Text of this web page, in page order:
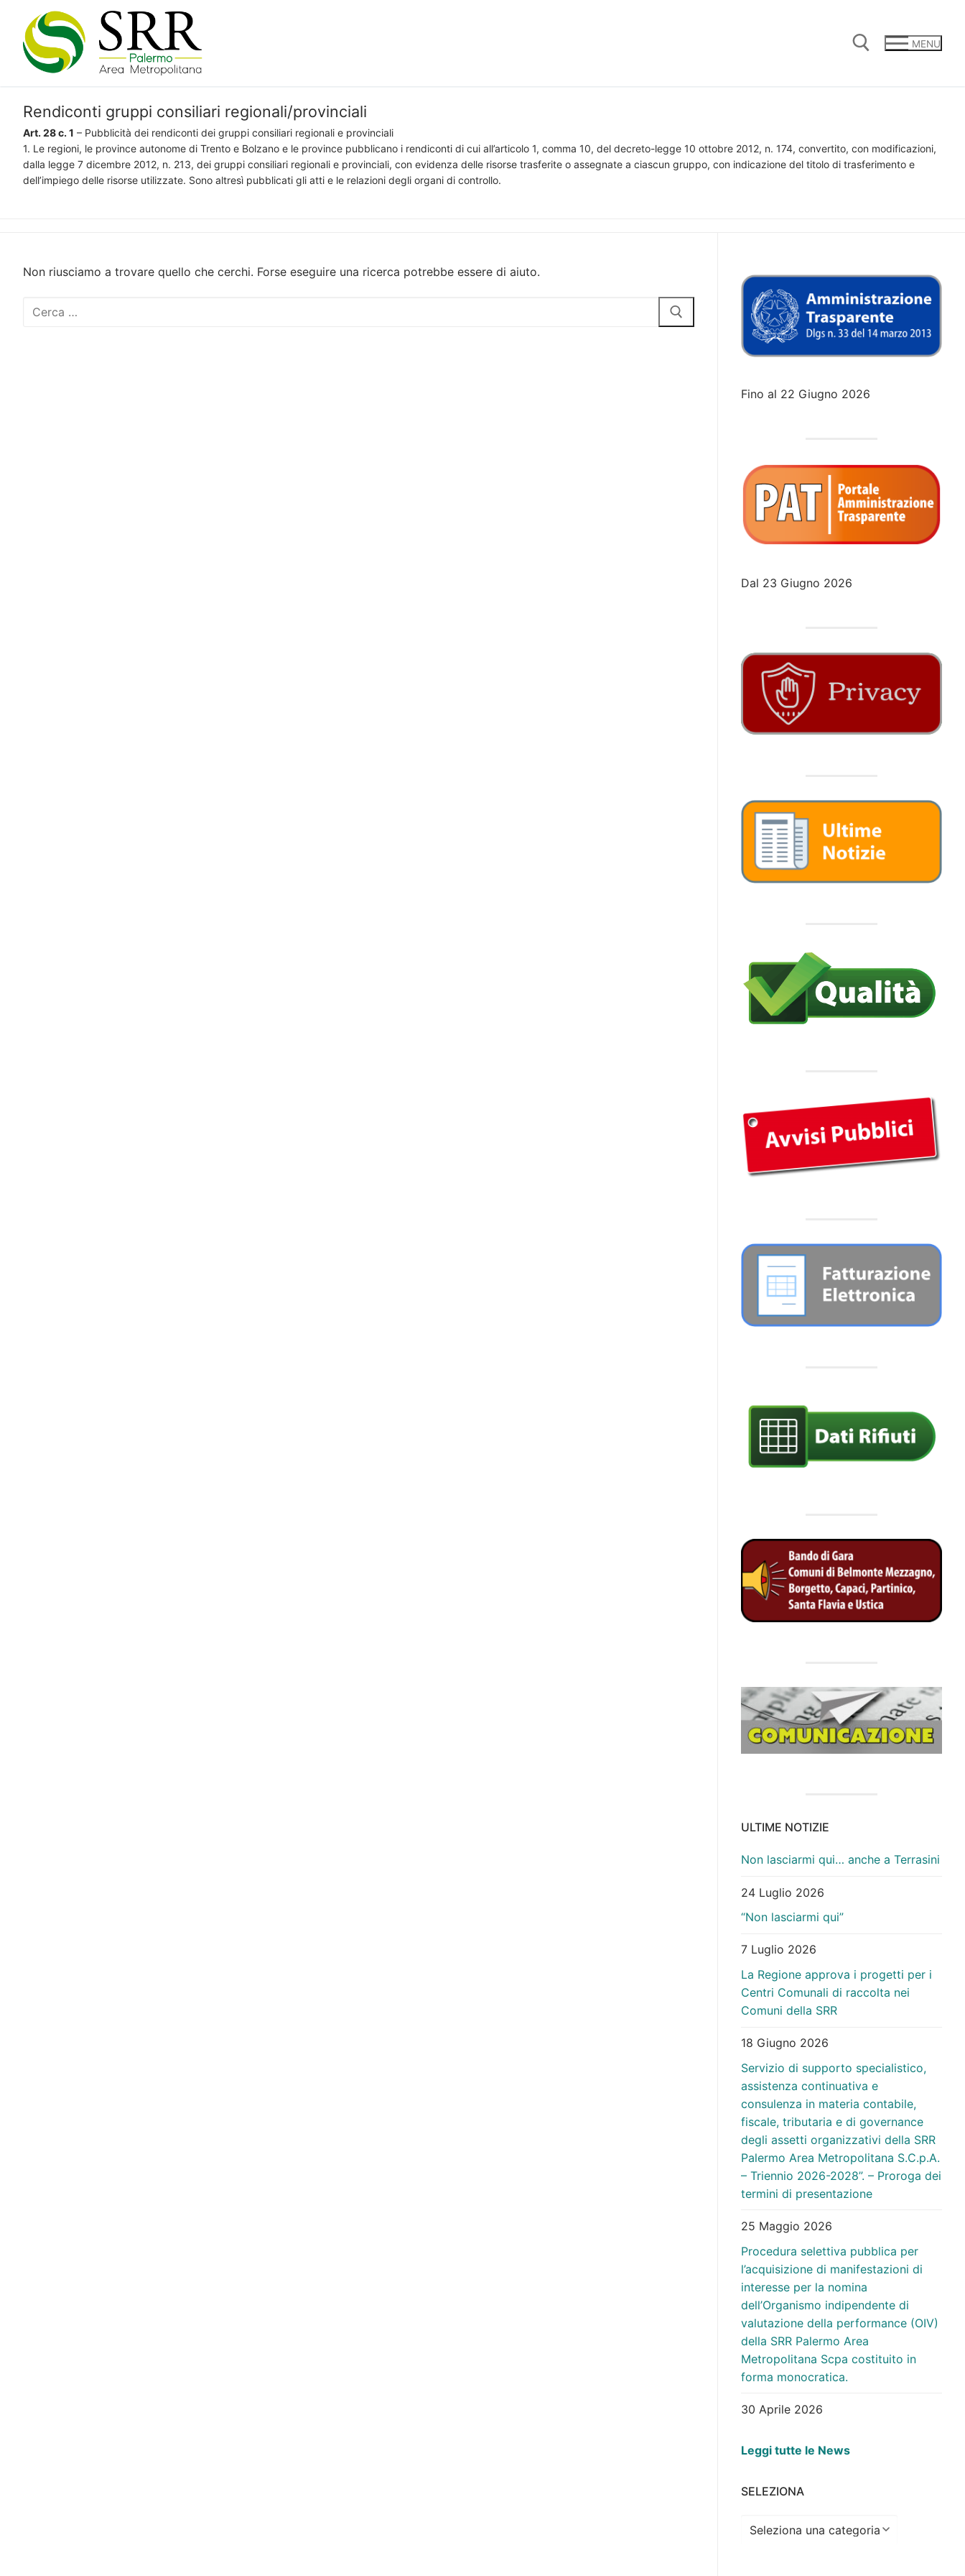
contenuto
MENU
Rendiconti gruppi consiliari regionali/provinciali
Art. 28 c. 1 – Pubblicità dei rendiconti dei gruppi consiliari regionali e provinciali
1. Le regioni, le province autonome di Trento e Bolzano e le province pubblicano i rendiconti di cui all’articolo 1, comma 10, del decreto-legge 10 ottobre 2012, n. 174, convertito, con modificazioni,
dalla legge 7 dicembre 2012, n. 213, dei gruppi consiliari regionali e provinciali, con evidenza delle risorse trasferite o assegnate a ciascun gruppo, con indicazione del titolo di trasferimento e
dell’impiego delle risorse utilizzate. Sono altresì pubblicati gli atti e le relazioni degli organi di controllo.
Non riusciamo a trovare quello che cerchi. Forse eseguire una ricerca potrebbe essere di aiuto.
Cerca:
Fino al 22 Giugno 2026
Dal 23 Giugno 2026
ULTIME NOTIZIE
Non lasciarmi qui… anche a Terrasini
24 Luglio 2026
“Non lasciarmi qui”
7 Luglio 2026
La Regione approva i progetti per i
Centri Comunali di raccolta nei
Comuni della SRR
18 Giugno 2026
Servizio di supporto specialistico,
assistenza continuativa e
consulenza in materia contabile,
fiscale, tributaria e di governance
degli assetti organizzativi della SRR
Palermo Area Metropolitana S.C.p.A.
– Triennio 2026-2028”. – Proroga dei
termini di presentazione
25 Maggio 2026
Procedura selettiva pubblica per
l’acquisizione di manifestazioni di
interesse per la nomina
dell’Organismo indipendente di
valutazione della performance (OIV)
della SRR Palermo Area
Metropolitana Scpa costituito in
forma monocratica.
30 Aprile 2026
Leggi tutte le News
SELEZIONA
Seleziona